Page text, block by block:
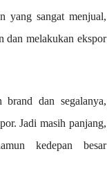
yang sangat menjual,
dan melakukan ekspor
dan segalanya,
Jadi masih panjang,
kedepan besar